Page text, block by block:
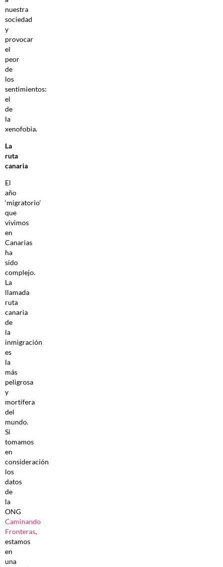
nuestra
sociedad
y
provocar
el
peor
de
los
sentimientos:
el
de
la
xenofobia.
La
ruta
canaria
El
año
‘migratorio’
que
vivimos
en
Canarias
ha
sido
complejo.
La
llamada
ruta
canaria
de
la
inmigración
es
la
más
peligrosa
y
mortífera
del
mundo.
Si
tomamos
en
consideración
los
datos
de
la
ONG
Caminando
Fronteras,
estamos
en
una